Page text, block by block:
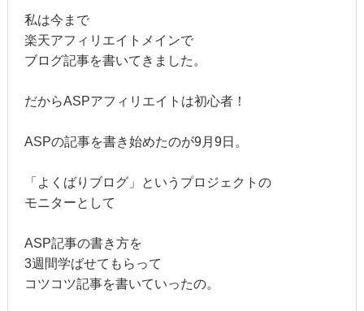
私は今まで
楽天アフィリエイトメインで
ブログ記事を書いてきました。
だからASPアフィリエイトは初心者！
ASPの記事を書き始めたのが9月9日。
「よくばりブログ」というプロジェクトの
モニターとして
ASP記事の書き方を
3週間学ばせてもらって
コツコツ記事を書いていったの。